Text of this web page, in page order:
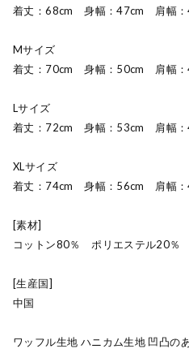
着丈：68cm 身幅：47cm 肩幅
Mサイズ
着丈：70cm 身幅：50cm 肩幅
Lサイズ
着丈：72cm 身幅：53cm 肩幅
XLサイズ
着丈：74cm 身幅：56cm 肩幅
[素材]
コットン80％ ポリエステル20％
[生産国]
中国
ワッフル生地 ハニカム生地 凹凸の